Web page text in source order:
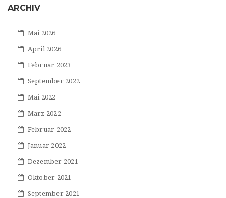
ARCHIV
Mai 2026
April 2026
Februar 2023
September 2022
Mai 2022
März 2022
Februar 2022
Januar 2022
Dezember 2021
Oktober 2021
September 2021